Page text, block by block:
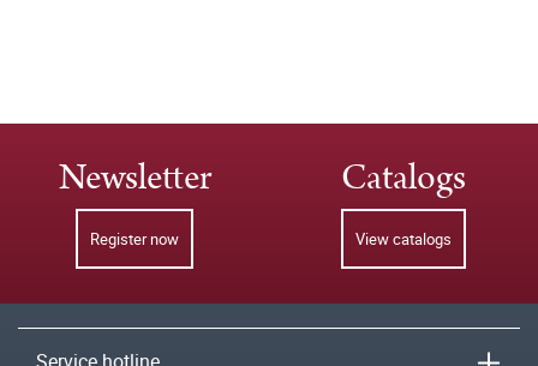
Newsletter
Register now
Catalogs
View catalogs